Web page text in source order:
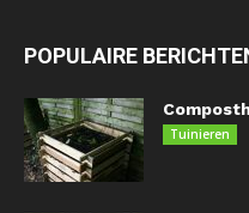
POPULAIRE
Tuinieren